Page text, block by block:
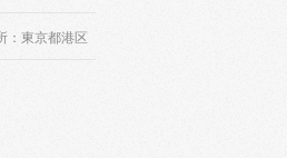
：東京都港区